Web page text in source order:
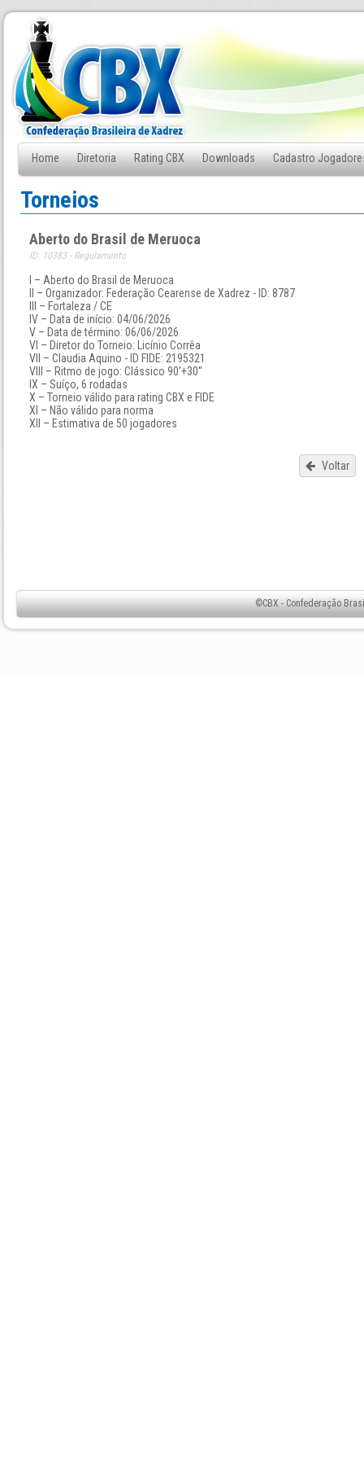
Home Diretoria Rating CBX Downloads Cadastro
Fale Conosco
Torneios
Aberto do Brasil de Meruoca
ID: 10383 - Regulamento
I – Aberto do Brasil de Meruoca
II – Organizador: Federação Cearense de Xadrez - ID: 8787
III – Fortaleza / CE
IV – Data de início: 04/06/2026
V – Data de término: 06/06/2026
VI – Diretor do Torneio: Licínio Corrêa
VII – Claudia Aquino - ID FIDE: 2195321
VIII – Ritmo de jogo: Clássico 90'+30''
IX – Suíço, 6 rodadas
X – Torneio válido para rating CBX e FIDE
XI – Não válido para norma
XII – Estimativa de 50 jogadores
Voltar
©CBX - Confederação